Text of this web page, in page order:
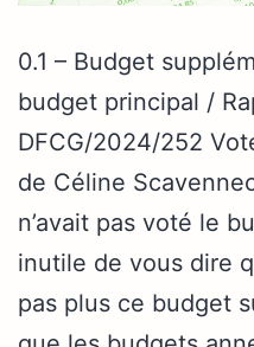
0.1 – Budget
budget principal /
DFCG/2024/252
de Céline
n’avait pas voté le
inutile de vous dire
pas plus ce budget